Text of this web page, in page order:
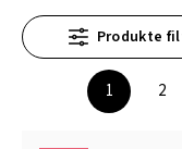
Seite
1 2
Produkte